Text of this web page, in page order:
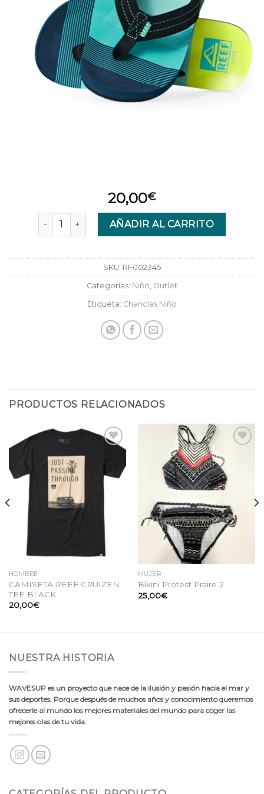
20,00€
CHANCLA Reef RFAGN Aqua - Green cantidad
AÑADIR AL CARRITO
SKU: RF002345
Categorías: Niño Outlet
Etiqueta: Chanclas Niño
PRODUCTOS RELACIONADOS
de
deseos
HOMBRE
CAMISETA REEF CRUIZEN
TEE BLACK
20,00€
MUJER
Bikini Protest Praire 2
25,00€
NUESTRA HISTORIA
WAVESUP es un proyecto que nace de la ilusión y pasión hacia el mar y
sus deportes. Porque después de muchos años y conocimiento queremos
ofrecerle al mundo los mejores materiales del mundo para coger las
mejores olas de tu vida.